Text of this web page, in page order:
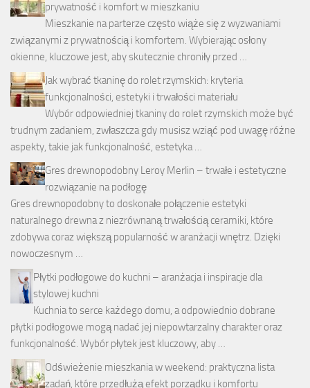
prywatność i komfort w mieszkaniu
Mieszkanie na parterze często wiąże się z wyzwaniami
związanymi z prywatnością i komfortem. Wybierając osłony
okienne, kluczowe jest, aby skutecznie chroniły przed …
Jak wybrać tkaninę do rolet rzymskich: kryteria
funkcjonalności, estetyki i trwałości materiału
Wybór odpowiedniej tkaniny do rolet rzymskich może być
trudnym zadaniem, zwłaszcza gdy musisz wziąć pod uwagę różne
aspekty, takie jak funkcjonalność, estetyka …
Gres drewnopodobny Leroy Merlin – trwałe i estetyczne
rozwiązanie na podłogę
Gres drewnopodobny to doskonałe połączenie estetyki
naturalnego drewna z niezrównaną trwałością ceramiki, które
zdobywa coraz większą popularność w aranżacji wnętrz. Dzięki
nowoczesnym …
Płytki podłogowe do kuchni – aranżacja i inspiracje dla
stylowej kuchni
Kuchnia to serce każdego domu, a odpowiednio dobrane
płytki podłogowe mogą nadać jej niepowtarzalny charakter oraz
funkcjonalność. Wybór płytek jest kluczowy, aby …
Odświeżenie mieszkania w weekend: praktyczna lista
zadań, które przedłużą efekt porządku i komfortu